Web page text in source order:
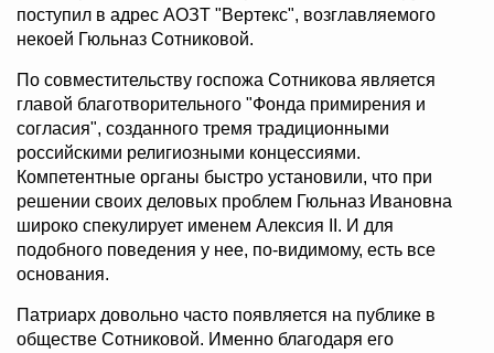
поступил в адрес АОЗТ "Вертекс", возглавляемого
некоей Гюльназ Сотниковой.
По совместительству госпожа Сотникова является
главой благотворительного "Фонда примирения и
согласия", созданного тремя традиционными
российскими религиозными концессиями.
Компетентные органы быстро установили, что при
решении своих деловых проблем Гюльназ Ивановна
широко спекулирует именем Алексия II. И для
подобного поведения у нее, по-видимому, есть все
основания.
Патриарх довольно часто появляется на публике в
обществе Сотниковой. Именно благодаря его